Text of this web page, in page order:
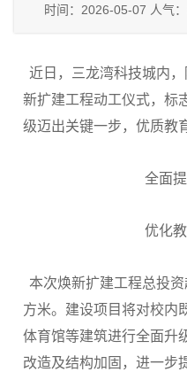
时间：2026-05-07 人气
近日，三龙湾科技城内
新扩建工程动工仪式，标
级迈出关键一步，优质教
全面
优化
本次焕新扩建工程总投
方米。建设项目将对校内
体育馆等建筑进行全面升
改造及结构加固，进一步